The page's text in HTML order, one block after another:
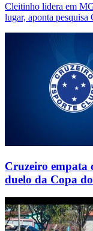
Cleitinho lidera em
lugar, aponta pesquisa
Cruzeiro empata
duelo da Copa